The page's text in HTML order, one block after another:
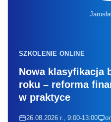
SZKOLENIE ONLINE
Nowa klasyfikacja
roku – reforma
w praktyce
26.08.2026 r., 9:00-13:00